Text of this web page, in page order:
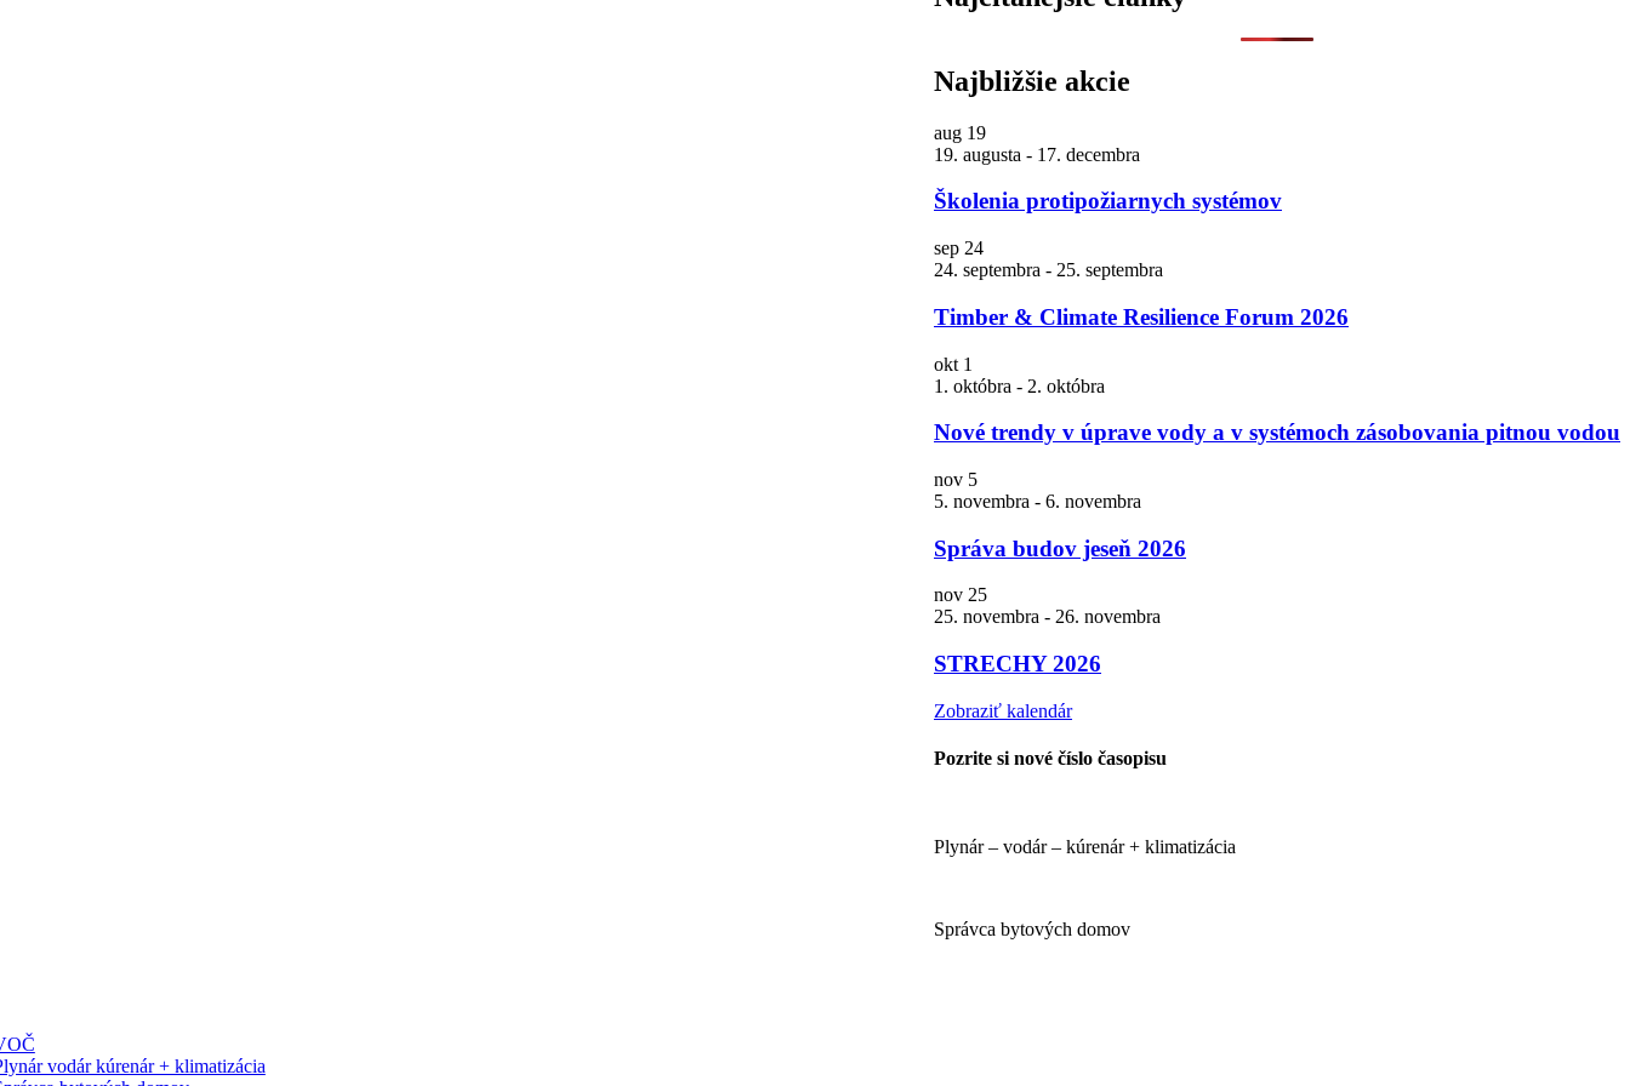
Najbližšie akcie
aug 19
19. augusta - 17. decembra
Školenia protipožiarnych systémov
sep 24
24. septembra - 25. septembra
Timber & Climate Resilience Forum 2026
okt 1
1. októbra - 2. októbra
Nové trendy v úprave vody a v systémoch zásobovania pitnou vodou
nov 5
5. novembra - 6. novembra
Správa budov jeseň 2026
nov 25
25. novembra - 26. novembra
STRECHY 2026
Zobraziť kalendár
Pozrite si nové číslo časopisu
Plynár – vodár – kúrenár + klimatizácia
Správca bytových domov
vodár kúrenár + klimatizácia